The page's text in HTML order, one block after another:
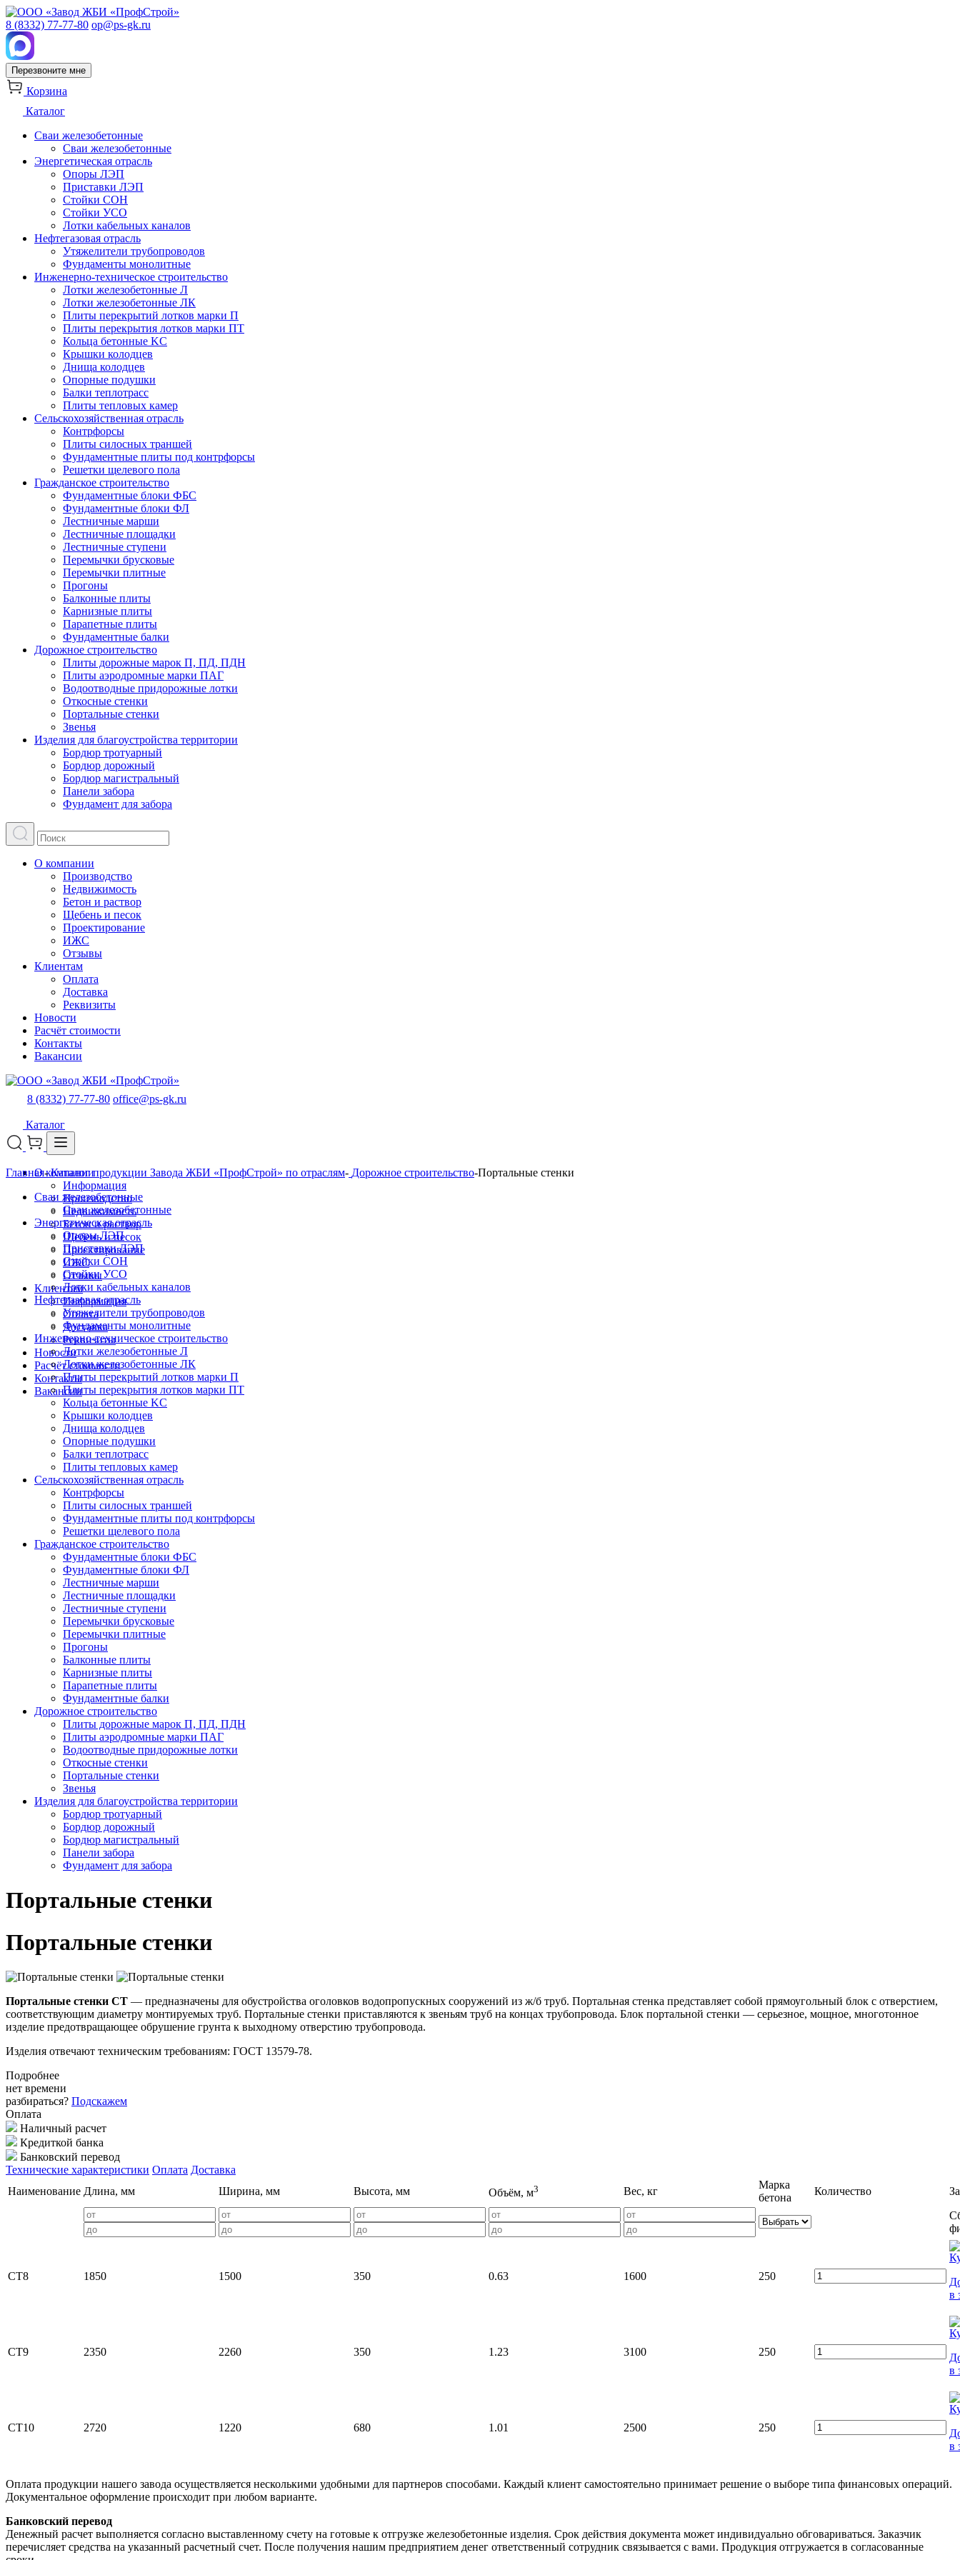
8 (8332) 77-77-80 op@ps-gk.ru
Перезвоните мне
Корзина
Каталог
Сваи железобетонные
Сваи железобетонные
Энергетическая отрасль
Опоры ЛЭП
Приставки ЛЭП
Стойки СОН
Стойки УСО
Лотки кабельных каналов
Нефтегазовая отрасль
Утяжелители трубопроводов
Фундаменты монолитные
Инженерно-техническое строительство
Лотки железобетонные Л
Лотки железобетонные ЛК
Плиты перекрытий лотков марки П
Плиты перекрытия лотков марки ПТ
Кольца бетонные KC
Крышки колодцев
Днища колодцев
Опорные подушки
Балки теплотрасс
Плиты тепловых камер
Сельскохозяйственная отрасль
Контрфорсы
Плиты силосных траншей
Фундаментные плиты под контрфорсы
Решетки щелевого пола
Гражданское строительство
Фундаментные блоки ФБС
Фундаментные блоки ФЛ
Лестничные марши
Лестничные площадки
Лестничные ступени
Перемычки брусковые
Перемычки плитные
Прогоны
Балконные плиты
Карнизные плиты
Парапетные плиты
Фундаментные балки
Дорожное строительство
Плиты дорожные марок П, ПД, ПДН
Плиты аэродромные марки ПАГ
Водоотводные придорожные лотки
Откосные стенки
Портальные стенки
Звенья
Изделия для благоустройства территории
Бордюр тротуарный
Бордюр дорожный
Бордюр магистральный
Панели забора
Фундамент для забора
О компании
Производство
Недвижимость
Бетон и раствор
Щебень и песок
Проектирование
ИЖС
Отзывы
Клиентам
Оплата
Доставка
Реквизиты
Новости
Расчёт стоимости
Контакты
Вакансии
8 (8332) 77-77-80 office@ps-gk.ru
Каталог
О компании
Информация
Производство
Недвижимость
Бетон и раствор
Щебень и песок
Проектирование
ИЖС
Отзывы
Клиентам
Информация
Оплата
Доставка
Реквизиты
Новости
Расчёт стоимости
Контакты
Вакансии
Главная- Каталог продукции Завода ЖБИ «ПрофСтрой» по отраслям- Дорожное строительство-Портальные стенки
Сваи железобетонные
Сваи железобетонные
Энергетическая отрасль
Опоры ЛЭП
Приставки ЛЭП
Стойки СОН
Стойки УСО
Лотки кабельных каналов
Нефтегазовая отрасль
Утяжелители трубопроводов
Фундаменты монолитные
Инженерно-техническое строительство
Лотки железобетонные Л
Лотки железобетонные ЛК
Плиты перекрытий лотков марки П
Плиты перекрытия лотков марки ПТ
Кольца бетонные KC
Крышки колодцев
Днища колодцев
Опорные подушки
Балки теплотрасс
Плиты тепловых камер
Сельскохозяйственная отрасль
Контрфорсы
Плиты силосных траншей
Фундаментные плиты под контрфорсы
Решетки щелевого пола
Гражданское строительство
Фундаментные блоки ФБС
Фундаментные блоки ФЛ
Лестничные марши
Лестничные площадки
Лестничные ступени
Перемычки брусковые
Перемычки плитные
Прогоны
Балконные плиты
Карнизные плиты
Парапетные плиты
Фундаментные балки
Дорожное строительство
Плиты дорожные марок П, ПД, ПДН
Плиты аэродромные марки ПАГ
Водоотводные придорожные лотки
Откосные стенки
Портальные стенки
Звенья
Изделия для благоустройства территории
Бордюр тротуарный
Бордюр дорожный
Бордюр магистральный
Панели забора
Фундамент для забора
Портальные стенки
Портальные стенки
Портальные стенки СТ — предназначены для обустройства оголовков водопропускных сооружений из ж/б труб. Портальная стенка представляет собой прямоугольный блок с отверстием,
соответствующим диаметру монтируемых труб. Портальные стенки приставляются к звеньям труб на концах трубопровода. Блок портальной стенки — серьезное, мощное, многотонное
изделие предотвращающее обрушение грунта к выходному отверстию трубопровода.
Изделия отвечают техническим требованиям: ГОСТ 13579-78.
Подробнее
нет времени
разбираться? Подскажем
Оплата
Наличный расчет
Кредиткой банка
Банковский перевод
Технические характеристики Оплата Доставка
Наименование Длина, мм Ширина, мм Высота, мм Объём, м3 Вес, кг
Марка
бетона
Количество
СТ8 1850 1500 350 0.63 1600 250
в
СТ9 2350 2260 350 1.23 3100 250
в
СТ10 2720 1220 680 1.01 2500 250
в
Оплата продукции нашего завода осуществляется несколькими удобными для партнеров способами. Каждый клиент самостоятельно принимает решение о выборе типа финансовых операций.
Документальное оформление происходит при любом варианте.
Банковский перевод
Денежный расчет выполняется согласно выставленному счету на готовые к отгрузке железобетонные изделия. Срок действия документа может индивидуально обговариваться. Заказчик
перечисляет средства на указанный расчетный счет. После получения нашим предприятием денег ответственный сотрудник связывается с вами. Продукция отгружается в согласованные